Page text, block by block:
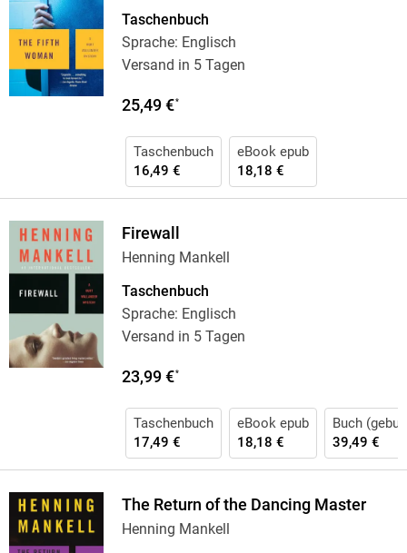
Taschenbuch
Sprache: Englisch
Versand in 5 Tagen
25,49 €*
Taschenbuch
16,49 €
eBook epub
18,18 €
Firewall
Henning Mankell
Taschenbuch
Sprache: Englisch
Versand in 5 Tagen
23,99 €*
Taschenbuch
17,49 €
eBook epub
18,18 €
Buch
39,49 €
The Return of the Dancing Master
Henning Mankell